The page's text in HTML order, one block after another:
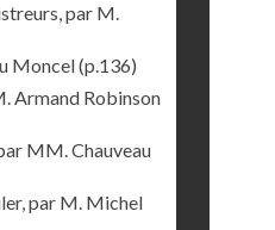
par M.
Moncel(p.136)
Armand Robinson
MM. Chauveau
par M. Michel